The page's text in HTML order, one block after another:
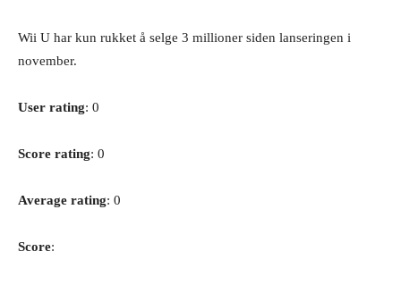
Wii U har kun rukket å selge 3 millioner siden lanseringen i
november.
User rating: 0
Score rating: 0
Average rating: 0
Score: